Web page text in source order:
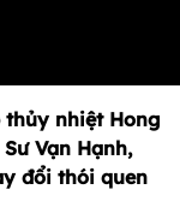
thủy nhiệt Hong
Vạn Hạnh,
đổi thói quen